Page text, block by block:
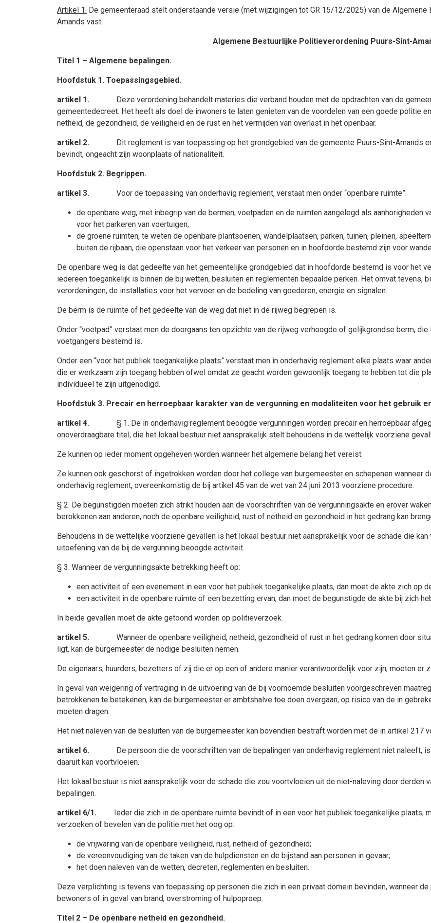
Artikel 1. De gemeenteraad stelt onderstaande versie (met wijzigingen tot GR 15/12/2025) van de
Amands vast.
Algemene Bestuurlijke Politieverordening Puurs-Sint-
Titel 1 – Algemene bepalingen.
Hoofdstuk 1. Toepassingsgebied.
artikel 1. Deze verordening behandelt materies die verband houden met de opdrachten van de
gemeentedecreet. Het heeft als doel de inwoners te laten genieten van de voordelen van een goede politie
netheid, de gezondheid, de veiligheid en de rust en het vermijden van overlast in het openbaar.
artikel 2. Dit reglement is van toepassing op het grondgebied van de gemeente Puurs-Sint-Amands
bevindt, ongeacht zijn woonplaats of nationaliteit.
Hoofdstuk 2. Begrippen.
artikel 3. Voor de toepassing van onderhavig reglement, verstaat men onder “openbare ruimte”:
de openbare weg, met inbegrip van de bermen, voetpaden en de ruimten aangelegd als aanhorigheden
voor het parkeren van voertuigen;
de groene ruimten, te weten de openbare plantsoenen, wandelplaatsen, parken, tuinen, pleinen,
buiten de rijbaan, die openstaan voor het verkeer van personen en in hoofdorde bestemd zijn voor
De openbare weg is dat gedeelte van het gemeentelijke grondgebied dat in hoofdorde bestemd is voor het
iedereen toegankelijk is binnen de bij wetten, besluiten en reglementen bepaalde perken. Het omvat tevens,
verordeningen, de installaties voor het vervoer en de bedeling van goederen, energie en signalen.
De berm is de ruimte of het gedeelte van de weg dat niet in de rijweg begrepen is.
Onder “voetpad” verstaat men de doorgaans ten opzichte van de rijweg verhoogde of gelijkgrondse berm,
voetgangers bestemd is.
Onder een “voor het publiek toegankelijke plaats” verstaat men in onderhavig reglement elke plaats waar
die er werkzaam zijn toegang hebben ofwel omdat ze geacht worden gewoonlijk toegang te hebben tot die
individueel te zijn uitgenodigd.
Hoofdstuk 3. Precair en herroepbaar karakter van de vergunning en modaliteiten voor het gebruik
artikel 4. § 1. De in onderhavig reglement beoogde vergunningen worden precair en herroepbaar
onoverdraagbare titel, die het lokaal bestuur niet aansprakelijk stelt behoudens in de wettelijk voorziene
Ze kunnen op ieder moment opgeheven worden wanneer het algemene belang het vereist.
Ze kunnen ook geschorst of ingetrokken worden door het college van burgemeester en schepenen wanneer
onderhavig reglement, overeenkomstig de bij artikel 45 van de wet van 24 juni 2013 voorziene procedure.
§ 2. De begunstigden moeten zich strikt houden aan de voorschriften van de vergunningsakte en erover
berokkenen aan anderen, noch de openbare veiligheid, rust of netheid en gezondheid in het gedrang kan
Behoudens in de wettelijke voorziene gevallen is het lokaal bestuur niet aansprakelijk voor de schade die
uitoefening van de bij de vergunning beoogde activiteit.
§ 3. Wanneer de vergunningsakte betrekking heeft op:
een activiteit of een evenement in een voor het publiek toegankelijke plaats, dan moet de akte zich op
een activiteit in de openbare ruimte of een bezetting ervan, dan moet de begunstigde de akte bij zich
In beide gevallen moet de akte getoond worden op politieverzoek.
artikel 5. Wanneer de openbare veiligheid, netheid, gezondheid of rust in het gedrang komen door
ligt, kan de burgemeester de nodige besluiten nemen.
De eigenaars, huurders, bezetters of zij die er op een of andere manier verantwoordelijk voor zijn, moeten er
In geval van weigering of vertraging in de uitvoering van de bij voornoemde besluiten voorgeschreven
betrokkenen te betekenen, kan de burgemeester er ambtshalve toe doen overgaan, op risico van de in
moeten dragen.
Het niet naleven van de besluiten van de burgemeester kan bovendien bestraft worden met de in artikel 217
artikel 6. De persoon die de voorschriften van de bepalingen van onderhavig reglement niet naleeft,
daaruit kan voortvloeien.
Het lokaal bestuur is niet aansprakelijk voor de schade die zou voortvloeien uit de niet-naleving door derden
bepalingen.
artikel 6/1. Ieder die zich in de openbare ruimte bevindt of in een voor het publiek toegankelijke plaats,
verzoeken of bevelen van de politie met het oog op:
de vrijwaring van de openbare veiligheid, rust, netheid of gezondheid;
de vereenvoudiging van de taken van de hulpdiensten en de bijstand aan personen in gevaar;
het doen naleven van de wetten, decreten, reglementen en besluiten.
Deze verplichting is tevens van toepassing op personen die zich in een privaat domein bevinden, wanneer
bewoners of in geval van brand, overstroming of hulpoproep.
Titel 2 – De openbare netheid en gezondheid.